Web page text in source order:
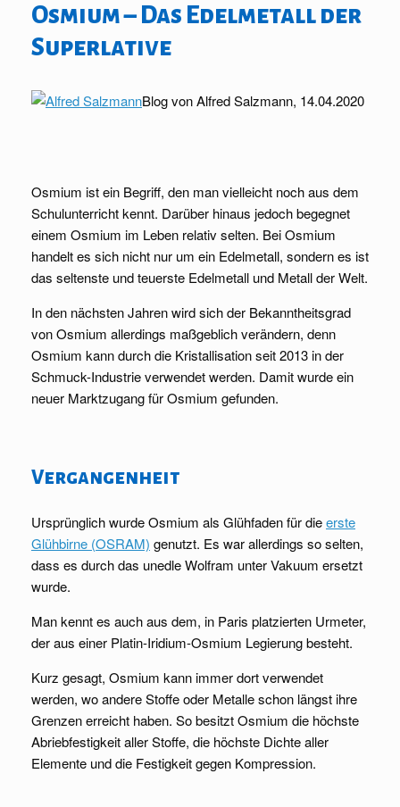
Osmium – Das Edelmetall der
Superlative
Blog von Alfred Salzmann, 14.04.2020
Osmium ist ein Begriff, den man vielleicht noch aus dem
Schulunterricht kennt. Darüber hinaus jedoch begegnet
einem Osmium im Leben relativ selten. Bei Osmium
handelt es sich nicht nur um ein Edelmetall, sondern es ist
das seltenste und teuerste Edelmetall und Metall der Welt.
In den nächsten Jahren wird sich der Bekanntheitsgrad
von Osmium allerdings maßgeblich verändern, denn
Osmium kann durch die Kristallisation seit 2013 in der
Schmuck-Industrie verwendet werden. Damit wurde ein
neuer Marktzugang für Osmium gefunden.
Vergangenheit
Ursprünglich wurde Osmium als Glühfaden für dieerste
Glühbirne (OSRAM) genutzt. Es war allerdings so selten,
dass es durch das unedle Wolfram unter Vakuum ersetzt
wurde.
Man kennt es auch aus dem, in Paris platzierten Urmeter,
der aus einer Platin-Iridium-Osmium Legierung besteht.
Kurz gesagt, Osmium kann immer dort verwendet
werden, wo andere Stoffe oder Metalle schon längst ihre
Grenzen erreicht haben. So besitzt Osmium die höchste
Abriebfestigkeit aller Stoffe, die höchste Dichte aller
Elemente und die Festigkeit gegen Kompression.